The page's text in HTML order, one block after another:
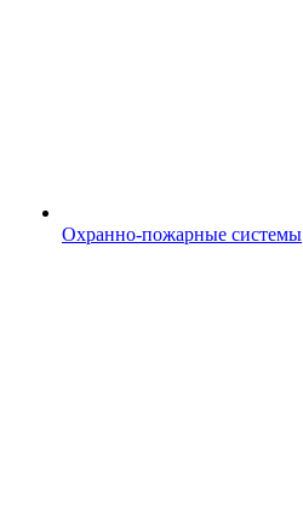
Охранно-пожарные системы